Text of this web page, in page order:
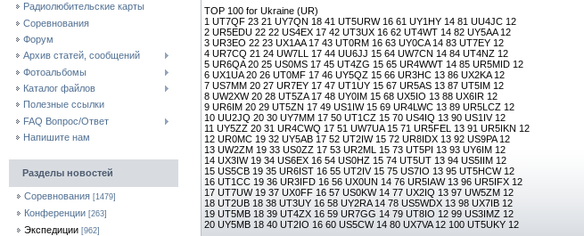
Радиолюбительские карты
Соревнования
Форум
Архив статей, сообщений
Фотоальбомы
Каталог файлов
Полезные ссылки
FAQ Вопрос/Ответ
Напишите нам
Разделы новостей
Соревнования [1479]
Конференции [263]
Экспедиции [962]
TOP 100 for Ukraine (UR)
1 UT7QF 23 21 UY7QN 18 41 UT5URW 16 61 UY1HY 14 81 UU4JC 12
2 UR5EDU 22 22 US4EX 17 42 UT3UX 16 62 UT4WT 14 82 UY5AA 12
3 UR3EO 22 23 UX1AA 17 43 UT0RM 16 63 UY0CA 14 83 UT7EY 12
4 UR7CQ 21 24 UW7LL 17 44 UU6JJ 15 64 UW7CN 14 84 UT4NZ 12
5 UR6QA 20 25 US0MS 17 45 UT4ZG 15 65 UR4WWT 14 85 UR5MID 12
6 UX1UA 20 26 UT0MF 17 46 UY5QZ 15 66 UR3HC 13 86 UX2KA 12
7 US7MM 20 27 UR7EY 17 47 UT1UY 15 67 UR5AS 13 87 UT5IM 12
8 UW2XW 20 28 UT5ZA 17 48 UY0IM 15 68 UX5IO 13 88 UX6IR 12
9 UR6IM 20 29 UT5ZN 17 49 US1IW 15 69 UR4LWC 13 89 UR5LCZ 12
10 UU2JQ 20 30 UY7MM 17 50 UT1CZ 15 70 US4IQ 13 90 US1IV 12
11 UY5ZZ 20 31 UR4CWQ 17 51 UW7UA 15 71 UR5FEL 13 91 UR5IKN 12
12 UR0MC 19 32 UY5AB 17 52 UT2IW 15 72 UR8IDX 13 92 US9PA 12
13 UW2ZM 19 33 US0ZZ 17 53 UR2ML 15 73 UT5PI 13 93 UY6IM 12
14 UX3IW 19 34 US6EX 16 54 US0HZ 15 74 UT5UT 13 94 US5IIM 12
15 US5CB 19 35 UR6IST 16 55 UT2IV 15 75 US7IO 13 95 UT5HCW 12
16 UT1CC 19 36 UR3IFD 16 56 UX0UN 14 76 UR5IAW 13 96 UR5IFX 12
17 UT7UW 19 37 UX0FF 16 57 US0KW 14 77 UX2IQ 13 97 UW5ZM 12
18 UT2UB 18 38 UT3UY 16 58 UY2RA 14 78 US5WDX 13 98 UX7IB 12
19 UT5MB 18 39 UT4ZX 16 59 UR7GG 14 79 UT8IO 12 99 US3IMZ 12
20 UY5MB 18 40 UT2IO 16 60 US5CW 14 80 UX7VA 12 100 UT5UKY 12